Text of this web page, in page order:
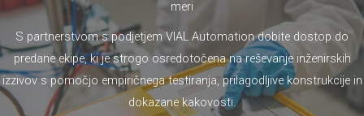
meri
S partnerstvom s podjetjem VIAL Automation dobite dostop do
predane ekipe, ki je strogo osredotočena na reševanje inženirskih
izzivov s pomočjo empiričnega testiranja, prilagodljive konstrukcije in
dokazane kakovosti.